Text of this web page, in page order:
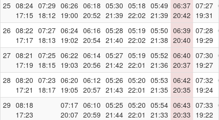
25 08:24
17:15
07:29
18:12
06:26
19:00
06:18
20:52
05:30
21:39
05:18
22:02
05:49
21:39
06:37
20:42
07:27
19:31
26 08:22
17:17
07:27
18:13
06:24
19:02
06:16
20:54
05:28
21:40
05:19
22:02
05:50
21:38
06:39
20:40
07:28
19:29
27 08:21
17:19
07:25
18:15
06:22
19:03
06:14
20:56
05:27
21:42
05:19
22:01
05:52
21:36
06:40
20:37
07:30
19:27
28 08:20
17:21
07:23
18:17
06:20
19:05
06:12
20:57
05:26
21:43
05:20
22:01
05:53
21:35
06:42
20:35
07:32
19:24
29 08:18
17:23
07:17
20:07
06:10
20:59
05:25
21:44
05:20
22:01
05:54
21:33
06:43
20:33
07:33
19:22